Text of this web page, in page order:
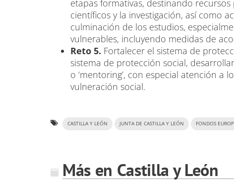
etapas formativas, destinando
científicos y la investigación, así como
culminación de los estudios,
vulnerables, incluyendo medidas de
Reto 5. Fortalecer el sistema de
sistema de protección social,
o ‘mentoring’, con especial atención a
vulneración social.
CASTILLA Y LEÓN JUNTA DE CASTILLA Y LEÓN FONDOS
Más en Castilla y León